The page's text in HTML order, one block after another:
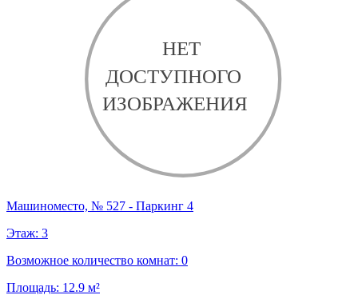
Машиноместо, № 527 - Паркинг 4
Этаж: 3
Возможное количество комнат: 0
Площадь: 12.9 м²